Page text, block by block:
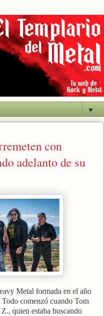
▼
con
adelanto de su
Metal formada en el año
comenzó cuando Tom
quien estaba buscando